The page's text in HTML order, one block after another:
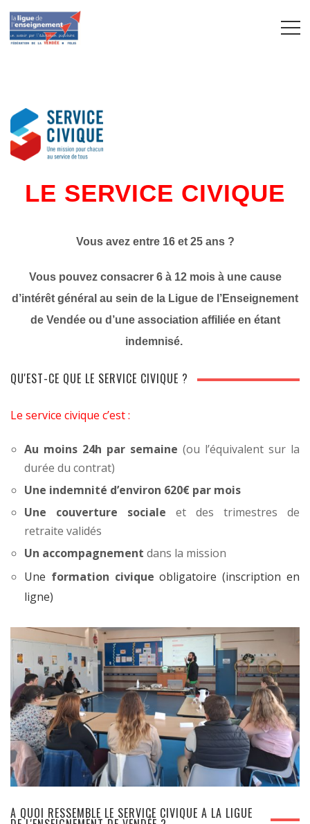
LE SERVICE CIVIQUE
Vous avez entre 16 et 25 ans ?
Vous pouvez consacrer 6 à 12 mois à une cause
d’intérêt général au sein de la Ligue de l’Enseignement
de Vendée ou d’une association affiliée en étant
indemnisé.
QU'EST-CE QUE LE SERVICE CIVIQUE ?
Le service civique c’est :
Au moins 24h par semaine (ou l’équivalent sur la
durée du contrat)
Une indemnité d’environ 620€ par mois
Une couverture sociale et des trimestres de
retraite validés
Un accompagnement dans la mission
Une formation civique obligatoire (inscription en
ligne)
À QUOI RESSEMBLE LE SERVICE CIVIQUE À LA LIGUE